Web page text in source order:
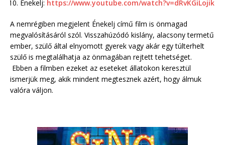
Énekelj: https://www.youtube.com/watch?v=dRvKGiLojik
A nemrégiben megjelent Énekelj című film is önmagad
megvalósításáról szól. Visszahúzódó kislány, alacsony termetű
ember, szülő által elnyomott gyerek vagy akár egy túlterhelt
szülő is megtalálhatja az önmagában rejtett tehetséget.
Ebben a filmben ezeket az eseteket állatokon keresztül
ismerjük meg, akik mindent megtesznek azért, hogy álmuk
valóra váljon.